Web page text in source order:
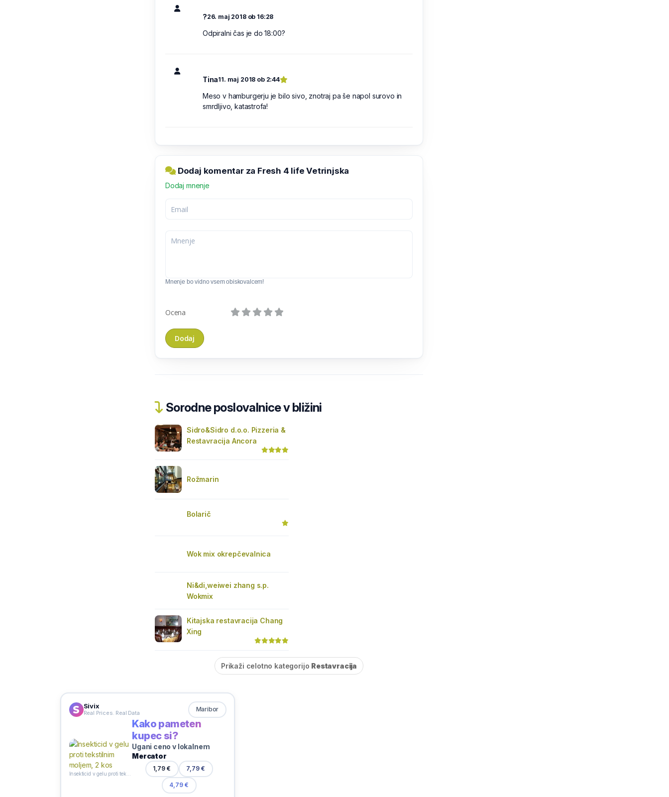
?26. maj 2018 ob 16:28
Odpiralni čas je do 18:00?
Tina11. maj 2018 ob 2:44
Meso v hamburgerju je bilo sivo, znotraj pa še napol surovo in
smrdljivo, katastrofa!
Dodaj komentar za Fresh 4 life Vetrinjska
Dodaj mnenje
Mnenje bo vidno vsem obiskovalcem!
Ocena
Sorodne poslovalnice v bližini
Sidro&Sidro d.o.o. Pizzeria &
Restavracija Ancora
Rožmarin
Bolarič
Wok mix okrepčevalnica
Ni&di,weiwei zhang s.p.
Wokmix
Kitajska restavracija Chang
Xing
Prikaži celotno kategorijo Restavracija
Sivix
Real Prices. Real Data Maribor
Kako pameten
kupec si?
Ugani ceno v lokalnem
Mercator
1,79 € 7,79 €
4,79 €